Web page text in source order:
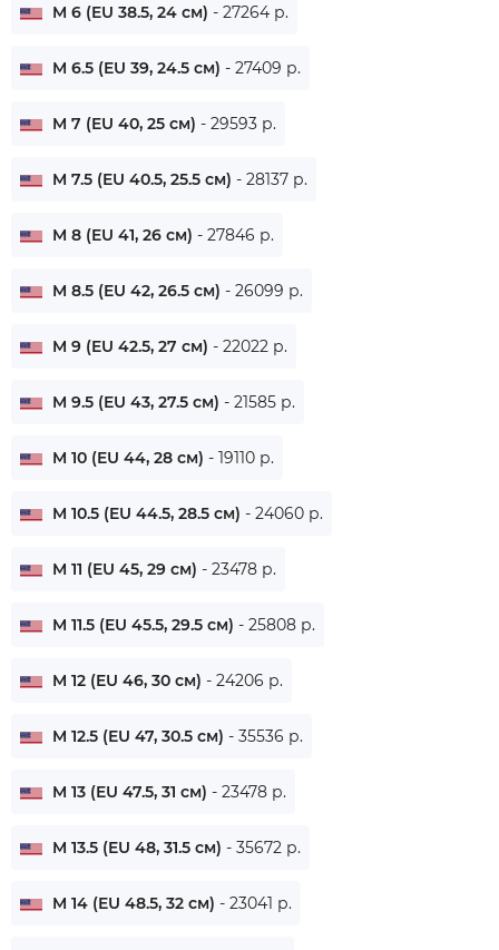
M 6 (EU 38.5, 24 см) - 27264 р.
M 6.5 (EU 39, 24.5 см) - 27409 р.
M 7 (EU 40, 25 см) - 29593 р.
M 7.5 (EU 40.5, 25.5 см) - 28137 р.
M 8 (EU 41, 26 см) - 27846 р.
M 8.5 (EU 42, 26.5 см) - 26099 р.
M 9 (EU 42.5, 27 см) - 22022 р.
M 9.5 (EU 43, 27.5 см) - 21585 р.
M 10 (EU 44, 28 см) - 19110 р.
M 10.5 (EU 44.5, 28.5 см) - 24060 р.
M 11 (EU 45, 29 см) - 23478 р.
M 11.5 (EU 45.5, 29.5 см) - 25808 р.
M 12 (EU 46, 30 см) - 24206 р.
M 12.5 (EU 47, 30.5 см) - 35536 р.
M 13 (EU 47.5, 31 см) - 23478 р.
M 13.5 (EU 48, 31.5 см) - 35672 р.
M 14 (EU 48.5, 32 см) - 23041 р.